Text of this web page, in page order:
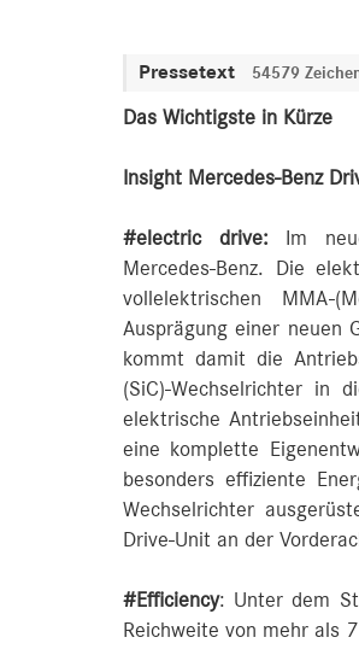
Pressetext 54579
Das Wichtigste in Kürze
Insight Mercedes-Benz
#electric drive: Im
Mercedes‑Benz. Die
vollelektrischen MMA-
Ausprägung einer neuen
kommt damit die
(SiC)-Wechselrichter in
elektrische
eine komplette
besonders effiziente
Wechselrichter
Drive-Unit an der
#Efficiency: Unter dem
Reichweite von mehr als